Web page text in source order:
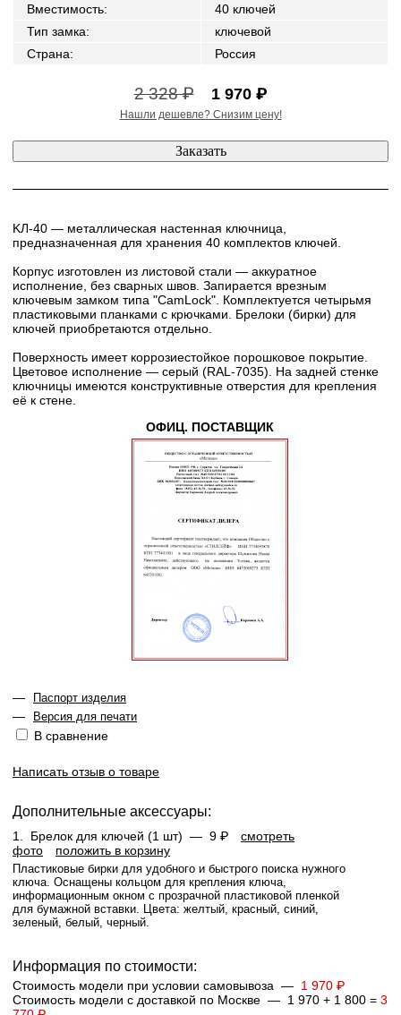
Вместимость:
40 ключей
Тип замка:
ключевой
Страна: Россия
2 328 ₽ 1 970 ₽
Нашли дешевле? Снизим цену!
KЛ-40 — металлическая настенная ключница,
предназначенная для хранения 40 комплектов ключей.
Корпус изготовлен из листовой стали — аккуратное
исполнение, без сварных швов. Запирается врезным
ключевым замком типа "CamLock". Комплектуется четырьмя
пластиковыми планками с крючками. Брелоки (бирки) для
ключей приобретаются отдельно.
Поверхность имеет коррозиестойкое порошковое покрытие.
Цветовое исполнение — серый (RAL-7035). На задней стенке
ключницы имеются конструктивные отверстия для крепления
её к стене.
ОФИЦ. ПОСТАВЩИК
— Паспорт изделия
— Версия для печати
В сравнение
Написать отзыв о товаре
Дополнительные аксессуары:
1. Брелок для ключей (1 шт) — 9 ₽
смотреть
фото
положить в корзину
Пластиковые бирки для удобного и быстрого поиска нужного
ключа. Оснащены кольцом для крепления ключа,
информационным окном с прозрачной пластиковой пленкой
для бумажной вставки. Цвета: желтый, красный, синий,
зеленый, белый, черный.
Информация по стоимости:
Стоимость модели при условии самовывоза — 1 970 ₽
Стоимость модели с доставкой по Москве — 1 970 + 1 800 = 3